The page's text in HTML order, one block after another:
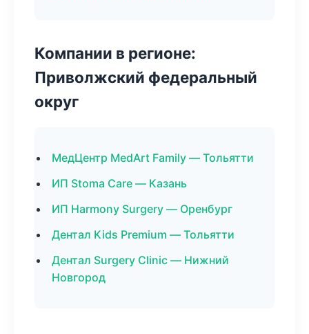
Компании в регионе:
Приволжский федеральный
округ
МедЦентр MedArt Family — Тольятти
ИП Stoma Care — Казань
ИП Harmony Surgery — Оренбург
Дентал Kids Premium — Тольятти
Дентал Surgery Clinic — Нижний
Новгород